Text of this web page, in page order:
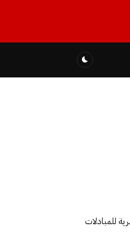
حول المؤشرات الشهرية للمبادلات